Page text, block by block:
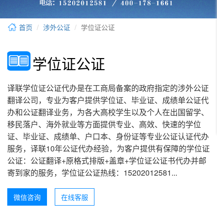
首页 涉外公证 学位证公证
学位证公证
译联学位证公证代办是在工商局备案的政府指定的涉外公证
翻译公司，专业为客户提供学位证、毕业证、成绩单公证代
办和公证翻译业务，为各大高校学生以及个人在出国留学、
移民落户、海外就业等方面提供专业、高效、快速的学位
证、毕业证、成绩单、户口本、身份证等专业公证认证代办
服务，译联10年公证代办经验，为客户提供有保障的学位证
公证：公证翻译+原格式排版+盖章+学位证公证书代办并邮
寄到家的服务，学位证公证热线：15202012581...
微信咨询 在线客服